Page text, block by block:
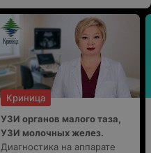
Криница
УЗИ органов малого таза,
УЗИ молочных желез.
Диагностика на аппарате